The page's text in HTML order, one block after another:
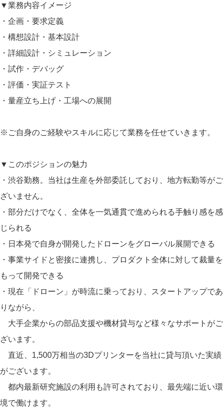
▼業務内容イメージ
・企画・要求定義
・構想設計・基本設計
・詳細設計・シミュレーション
・試作・デバッグ
・評価・実証テスト
・量産立ち上げ・工場への展開
※ご自身のご経験やスキルに応じて業務を任せていきます。
▼このポジションの魅力
・渋谷勤務。当社は生産を外部委託しており、地方転勤等がご
ざいません。
・部分だけでなく、全体を一気通貫で進められる手触り感を感
じられる
・日本発で自身が開発したドローンをグローバル展開できる
・事業サイドと密接に連携し、プロダクト全体に対して裁量を
もって開発できる
・現在「ドローン」が時流に乗っており、スタートアップであ
りながら、
大手企業からの部品支援や機材貸与など様々なサポートがご
ざいます。
直近、1,500万相当の3Dプリンターを当社に貸与頂いた実績
がございます。
都内最新研究施設の利用も許可されており、最先端に近い環
境で働けます。